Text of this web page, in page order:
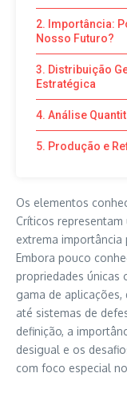
2. Importância:
Nosso Futuro?
3. Distribuição
Estratégica
4. Análise
5. Produção e
Os elementos
Críticos
extrema importância
Embora pouco
propriedades únicas
gama de
até sistemas de
definição, a
desigual e os
com foco especial